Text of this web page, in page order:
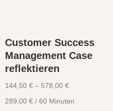
Customer Success
Management Case
reflektieren
144,50 €– 578,00 €
289,00 €/ 60 Minuten